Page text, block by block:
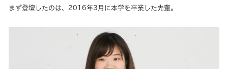
まず登壇したのは、2016年3月に本学を卒業した先輩。